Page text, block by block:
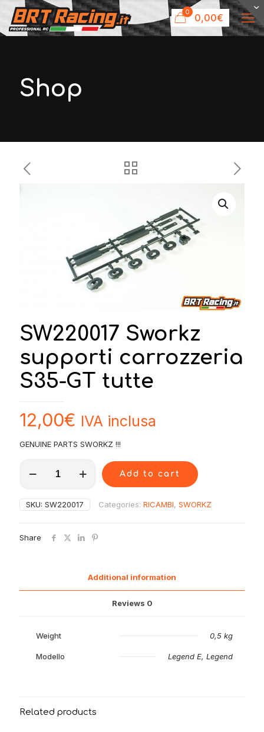
0 0,00€
Shop
SW220017 Sworkz
supporti carrozzeria
S35-GT tutte
12,00€ IVA inclusa
GENUINE PARTS SWORKZ !!!
Sworkz
carrozzeria
S35-
quantity
Add to cart
SKU: SW220017 Categories: RICAMBI, SWORKZ
Share
Additional information
Reviews 0
Weight 0,5 kg
Modello Legend E, Legend
Related products